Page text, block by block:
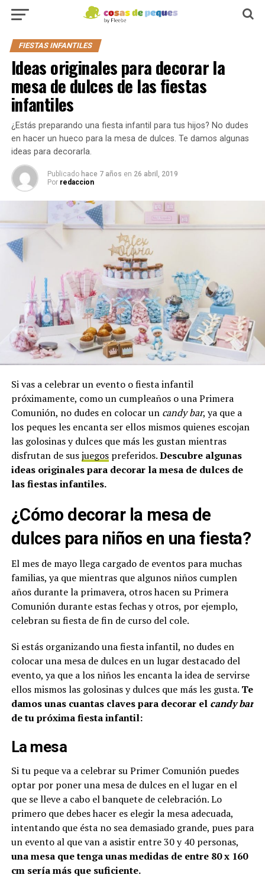
FIESTAS INFANTILES
Ideas originales para decorar la
mesa de dulces de las fiestas
infantiles
¿Estás preparando una fiesta infantil para tus hijos? No dudes
en hacer un hueco para la mesa de dulces. Te damos algunas
ideas para decorarla.
Publicado hace 7 años en 26 abril, 2019
Por redaccion
Si vas a celebrar un evento o fiesta infantil
próximamente, como un cumpleaños o una Primera
Comunión, no dudes en colocar un candy bar, ya que a
los peques les encanta ser ellos mismos quienes escojan
las golosinas y dulces que más les gustan mientras
disfrutan de susjuegospreferidos.Descubre algunas
ideas originales para decorar la mesa de dulces de
las fiestas infantiles.
¿Cómo decorar la mesa de
dulces para niños en una fiesta?
El mes de mayo llega cargado de eventos para muchas
familias, ya que mientras que algunos niños cumplen
años durante la primavera, otros hacen su Primera
Comunión durante estas fechas y otros, por ejemplo,
celebran su fiesta de fin de curso del cole.
Si estás organizando una fiesta infantil, no dudes en
colocar una mesa de dulces en un lugar destacado del
evento, ya que a los niños les encanta la idea de servirse
ellos mismos las golosinas y dulces que más les gusta. Te
damos unas cuantas claves para decorar el candy bar
de tu próxima fiesta infantil:
La mesa
Si tu peque va a celebrar su Primer Comunión puedes
optar por poner una mesa de dulces en el lugar en el
que se lleve a cabo el banquete de celebración. Lo
primero que debes hacer es elegir la mesa adecuada,
intentando que ésta no sea demasiado grande, pues para
un evento al que van a asistir entre 30 y 40 personas,
una mesa que tenga unas medidas de entre 80 x 160
cm sería más que suficiente.